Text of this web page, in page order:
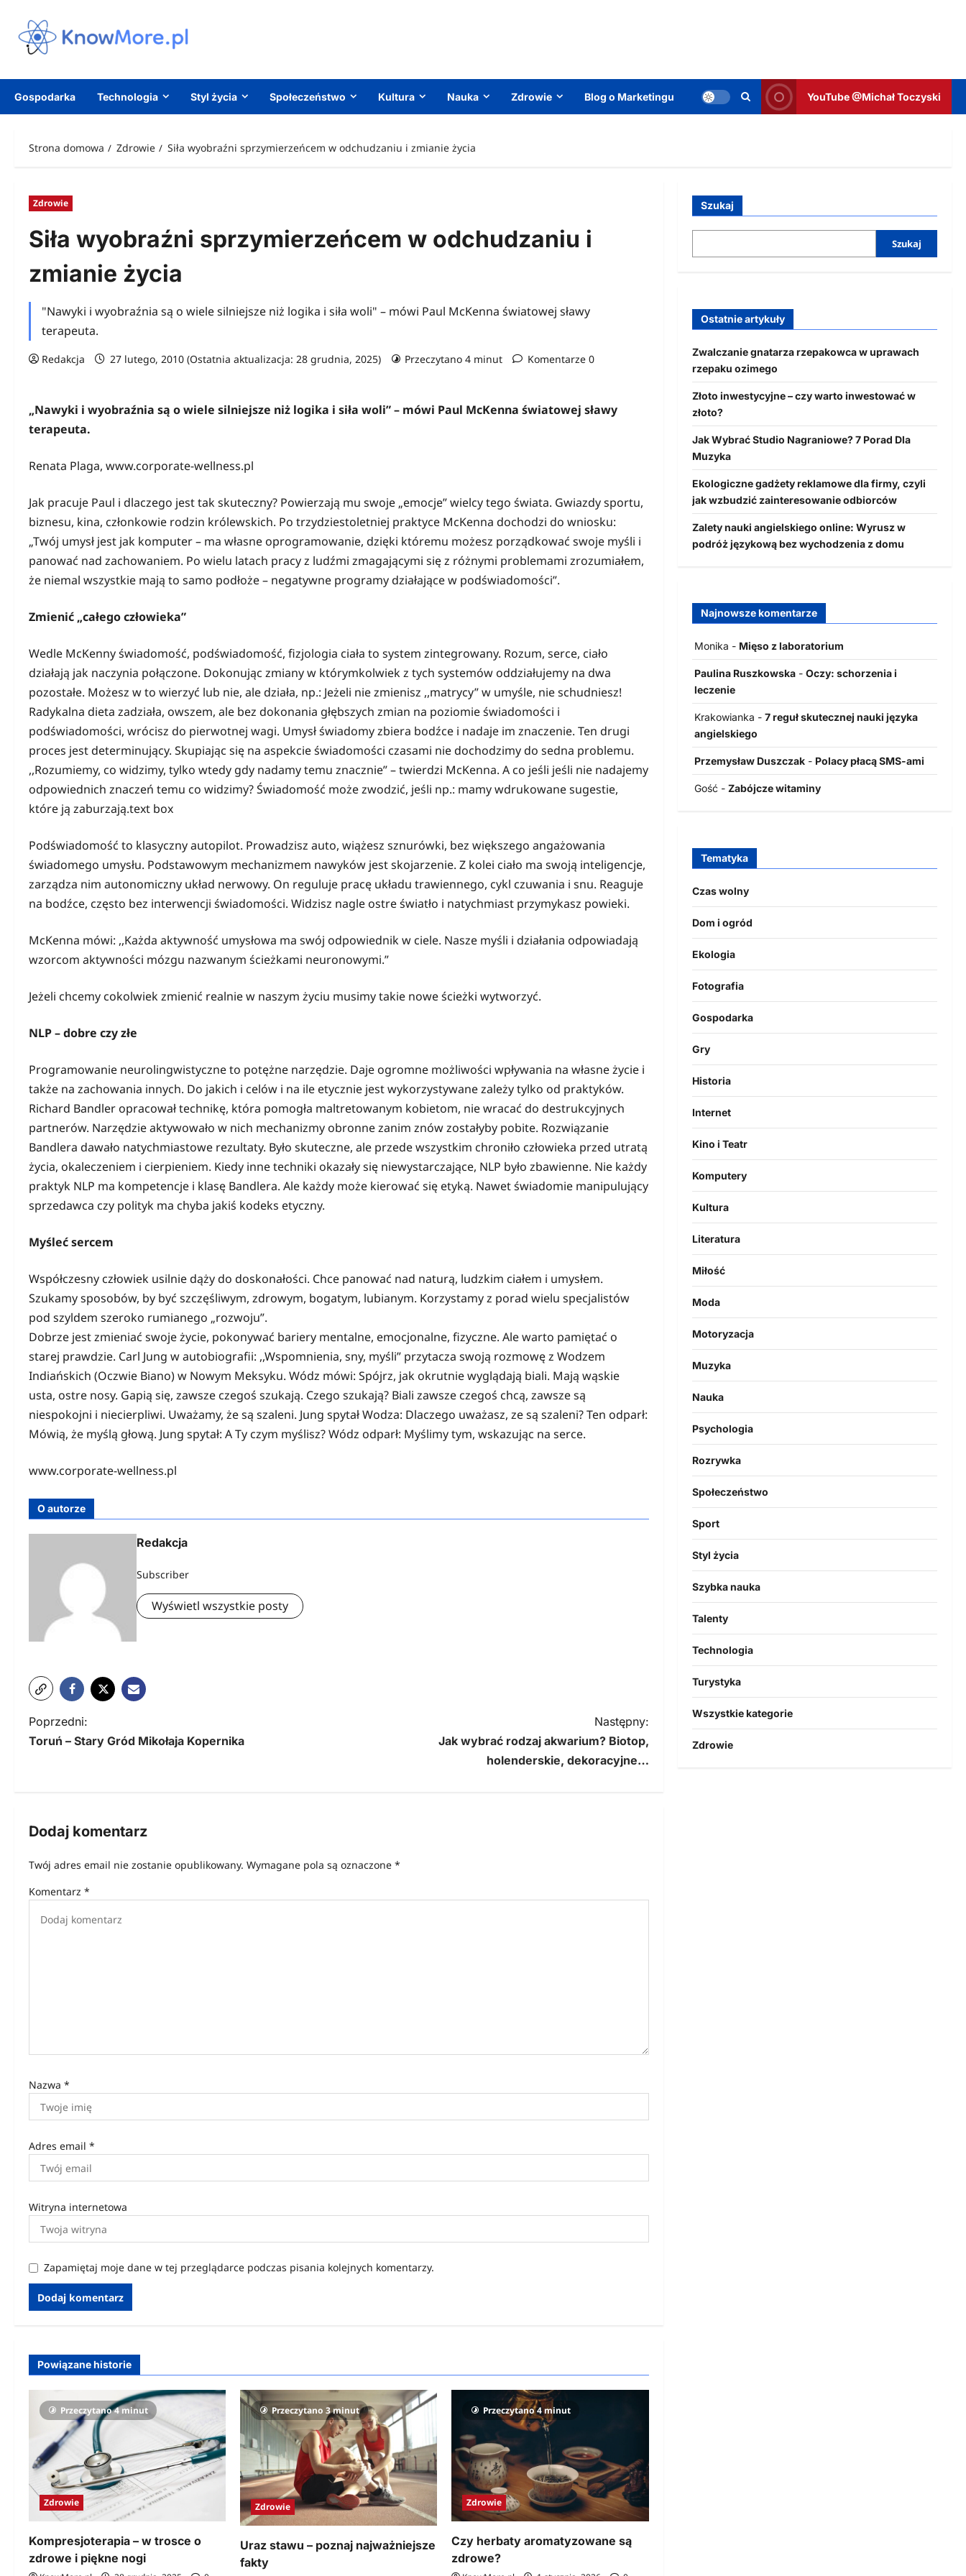
treści
Gospodarka Technologia Styl życia Społeczeństwo Kultura Nauka Zdrowie Blog o Marketingu YouTube @Michał Toczyski
Strona domowa Zdrowie Siła wyobraźni sprzymierzeńcem w odchudzaniu i zmianie życia
Zdrowie
Siła wyobraźni sprzymierzeńcem w odchudzaniu i
zmianie życia
"Nawyki i wyobraźnia są o wiele silniejsze niż logika i siła woli" – mówi Paul McKenna światowej sławy
terapeuta.
Redakcja 27 lutego, 2010 (Ostatnia aktualizacja: 28 grudnia, 2025) Przeczytano 4 minut Komentarze 0
„Nawyki i wyobraźnia są o wiele silniejsze niż logika i siła woli” – mówi Paul McKenna światowej sławy
terapeuta.
Renata Plaga, www.corporate-wellness.pl
Jak pracuje Paul i dlaczego jest tak skuteczny? Powierzają mu swoje „emocje” wielcy tego świata. Gwiazdy sportu,
biznesu, kina, członkowie rodzin królewskich. Po trzydziestoletniej praktyce McKenna dochodzi do wniosku:
„Twój umysł jest jak komputer – ma własne oprogramowanie, dzięki któremu możesz porządkować swoje myśli i
panować nad zachowaniem. Po wielu latach pracy z ludźmi zmagającymi się z różnymi problemami zrozumiałem,
że niemal wszystkie mają to samo podłoże – negatywne programy działające w podświadomości”.
Zmienić „całego człowieka”
Wedle McKenny świadomość, podświadomość, fizjologia ciała to system zintegrowany. Rozum, serce, ciało
działają jak naczynia połączone. Dokonując zmiany w którymkolwiek z tych systemów oddziałujemy na dwa
pozostałe. Możesz w to wierzyć lub nie, ale działa, np.: Jeżeli nie zmienisz ,,matrycy” w umyśle, nie schudniesz!
Radykalna dieta zadziała, owszem, ale bez dokonania głębszych zmian na poziomie świadomości i
podświadomości, wrócisz do pierwotnej wagi. Umysł świadomy zbiera bodźce i nadaje im znaczenie. Ten drugi
proces jest determinujący. Skupiając się na aspekcie świadomości czasami nie dochodzimy do sedna problemu.
,,Rozumiemy, co widzimy, tylko wtedy gdy nadamy temu znacznie” – twierdzi McKenna. A co jeśli jeśli nie nadajemy
odpowiednich znaczeń temu co widzimy? Świadomość może zwodzić, jeśli np.: mamy wdrukowane sugestie,
które ją zaburzają.text box
Podświadomość to klasyczny autopilot. Prowadzisz auto, wiążesz sznurówki, bez większego angażowania
świadomego umysłu. Podstawowym mechanizmem nawyków jest skojarzenie. Z kolei ciało ma swoją inteligencje,
zarządza nim autonomiczny układ nerwowy. On reguluje pracę układu trawiennego, cykl czuwania i snu. Reaguje
na bodźce, często bez interwencji świadomości. Widzisz nagle ostre światło i natychmiast przymykasz powieki.
McKenna mówi: ,,Każda aktywność umysłowa ma swój odpowiednik w ciele. Nasze myśli i działania odpowiadają
wzorcom aktywności mózgu nazwanym ścieżkami neuronowymi.”
Jeżeli chcemy cokolwiek zmienić realnie w naszym życiu musimy takie nowe ścieżki wytworzyć.
NLP – dobre czy złe
Programowanie neurolingwistyczne to potężne narzędzie. Daje ogromne możliwości wpływania na własne życie i
także na zachowania innych. Do jakich i celów i na ile etycznie jest wykorzystywane zależy tylko od praktyków.
Richard Bandler opracował technikę, która pomogła maltretowanym kobietom, nie wracać do destrukcyjnych
partnerów. Narzędzie aktywowało w nich mechanizmy obronne zanim znów zostałyby pobite. Rozwiązanie
Bandlera dawało natychmiastowe rezultaty. Było skuteczne, ale przede wszystkim chroniło człowieka przed utratą
życia, okaleczeniem i cierpieniem. Kiedy inne techniki okazały się niewystarczające, NLP było zbawienne. Nie każdy
praktyk NLP ma kompetencje i klasę Bandlera. Ale każdy może kierować się etyką. Nawet świadomie manipulujący
sprzedawca czy polityk ma chyba jakiś kodeks etyczny.
Myśleć sercem
Współczesny człowiek usilnie dąży do doskonałości. Chce panować nad naturą, ludzkim ciałem i umysłem.
Szukamy sposobów, by być szczęśliwym, zdrowym, bogatym, lubianym. Korzystamy z porad wielu specjalistów
pod szyldem szeroko rumianego „rozwoju”.
Dobrze jest zmieniać swoje życie, pokonywać bariery mentalne, emocjonalne, fizyczne. Ale warto pamiętać o
starej prawdzie. Carl Jung w autobiografii: ,,Wspomnienia, sny, myśli” przytacza swoją rozmowę z Wodzem
Indiańskich (Oczwie Biano) w Nowym Meksyku. Wódz mówi: Spójrz, jak okrutnie wyglądają biali. Mają wąskie
usta, ostre nosy. Gapią się, zawsze czegoś szukają. Czego szukają? Biali zawsze czegoś chcą, zawsze są
niespokojni i niecierpliwi. Uważamy, że są szaleni. Jung spytał Wodza: Dlaczego uważasz, ze są szaleni? Ten odparł:
Mówią, że myślą głową. Jung spytał: A Ty czym myślisz? Wódz odparł: Myślimy tym, wskazując na serce.
www.corporate-wellness.pl
O autorze
Redakcja
Subscriber
Wyświetl wszystkie posty
N
a
g
j
u
Poprzedni:
Toruń – Stary Gród Mikołaja Kopernika
Następny:
Jak wybrać rodzaj akwarium? Biotop,
holenderskie, dekoracyjne…
Dodaj komentarz
Twój adres email nie zostanie opublikowany. Wymagane pola są oznaczone *
Komentarz *
Nazwa *
Adres email *
Witryna internetowa
Zapamiętaj moje dane w tej przeglądarce podczas pisania kolejnych komentarzy.
Powiązane historie
Przeczytano 4 minut
Zdrowie
Kompresjoterapia – w trosce o
zdrowe i piękne nogi
Przeczytano 3 minut
Zdrowie
Uraz stawu – poznaj najważniejsze
fakty
Przeczytano 4 minut
Zdrowie
Czy herbaty aromatyzowane są
zdrowe?
Szukaj
Szukaj
Ostatnie artykuły
Zwalczanie gnatarza rzepakowca w uprawach
rzepaku ozimego
Złoto inwestycyjne – czy warto inwestować w
złoto?
Jak Wybrać Studio Nagraniowe? 7 Porad Dla
Muzyka
Ekologiczne gadżety reklamowe dla firmy, czyli
jak wzbudzić zainteresowanie odbiorców
Zalety nauki angielskiego online: Wyrusz w
podróż językową bez wychodzenia z domu
Najnowsze komentarze
Monika - Mięso z laboratorium
Paulina Ruszkowska- Oczy: schorzenia i
leczenie
Krakowianka - 7 reguł skutecznej nauki języka
angielskiego
Przemysław Duszczak- Polacy płacą SMS-ami
Gość - Zabójcze witaminy
Tematyka
Czas wolny
Dom i ogród
Ekologia
Fotografia
Gospodarka
Gry
Historia
Internet
Kino i Teatr
Komputery
Kultura
Literatura
Miłość
Moda
Motoryzacja
Muzyka
Nauka
Psychologia
Rozrywka
Społeczeństwo
Sport
Styl życia
Szybka nauka
Talenty
Technologia
Turystyka
Wszystkie kategorie
Zdrowie